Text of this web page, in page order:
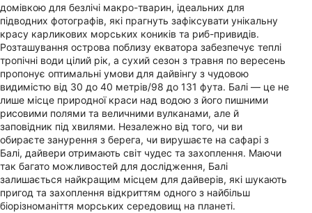
домівкою для безлічі макро-тварин, ідеальних для
підводних фотографів, які прагнуть зафіксувати унікальну
красу карликових морських коників та риб-привидів.
Розташування острова поблизу екватора забезпечує теплі
тропічні води цілий рік, а сухий сезон з травня по вересень
пропонує оптимальні умови для дайвінгу з чудовою
видимістю від 30 до 40 метрів/98 до 131 фута. Балі — це не
лише місце природної краси над водою з його пишними
рисовими полями та величними вулканами, але й
заповідник під хвилями. Незалежно від того, чи ви
обираєте занурення з берега, чи вирушаєте на сафарі з
Балі, дайвери отримають світ чудес та захоплення. Маючи
так багато можливостей для дослідження, Балі
залишається найкращим місцем для дайверів, які шукають
пригод та захоплення відкриттям одного з найбільш
біорізноманіття морських середовищ на планеті.